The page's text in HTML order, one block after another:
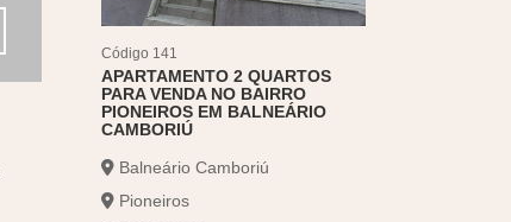
Venda - R$6.780.000,00
Código 141
APARTAMENTO 2 QUARTOS
PARA VENDA NO BAIRRO
PIONEIROS EM BALNEÁRIO
CAMBORIÚ
Balneário Camboriú
Pioneiros